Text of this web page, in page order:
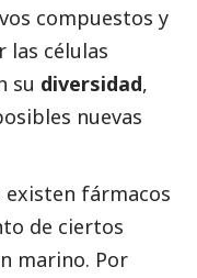
compuestos y
las células
su diversidad,
nuevas
existen fármacos
de ciertos
marino. Por